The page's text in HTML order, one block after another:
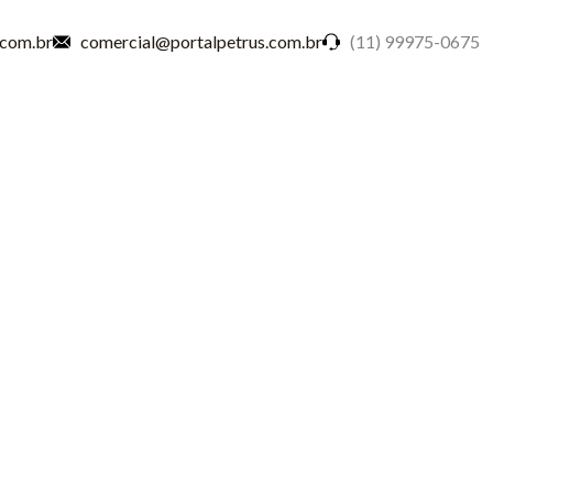
comercial@portalpetrus.com.br (11) 99975-0675